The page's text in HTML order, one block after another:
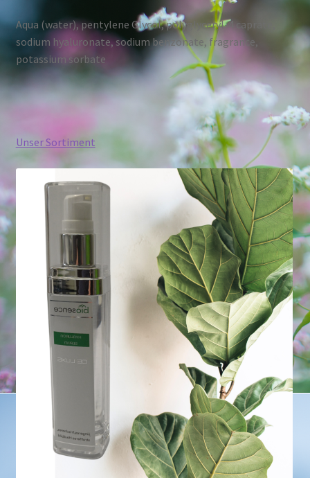
Aqua (water), pentylene Glycol, polyglyceryl-4 caprate,
sodium hyaluronate, sodium benzonate, fragrance,
potassium sorbate
Unser Sortiment